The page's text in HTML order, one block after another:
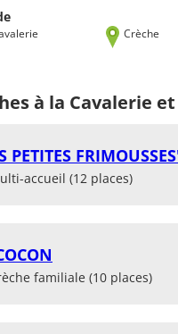
Crèche
à la Cavalerie
PETITES
accueil (12 places)
familiale (10 places)